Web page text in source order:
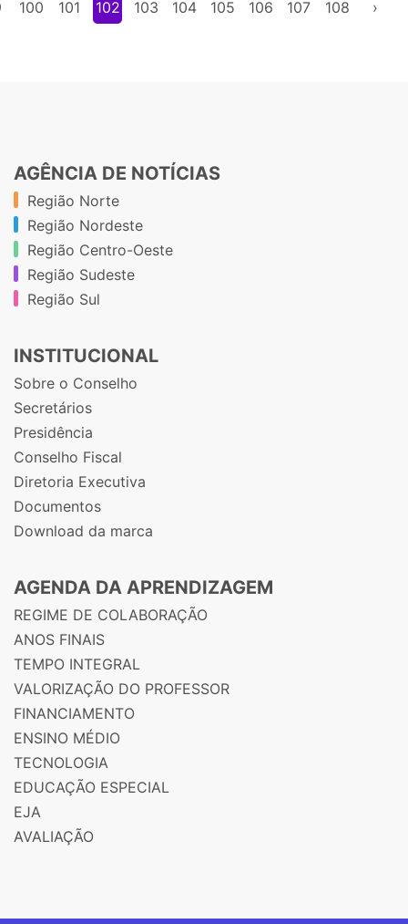
100 101 102 103 104 105 106 107 108 ›
AGÊNCIA DE NOTÍCIAS
Região Norte
Região Nordeste
Região Centro-Oeste
Região Sudeste
Região Sul
INSTITUCIONAL
Sobre o Conselho
Secretários
Presidência
Conselho Fiscal
Diretoria Executiva
Documentos
Download da marca
AGENDA DA APRENDIZAGEM
REGIME DE COLABORAÇÃO
ANOS FINAIS
TEMPO INTEGRAL
VALORIZAÇÃO DO PROFESSOR
FINANCIAMENTO
ENSINO MÉDIO
TECNOLOGIA
EDUCAÇÃO ESPECIAL
EJA
AVALIAÇÃO